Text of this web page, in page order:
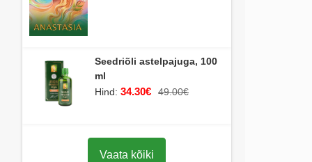
Seedriõli astelpajuga, 100
ml
Hind: 34.30€ 49.00€
Vaata kõiki